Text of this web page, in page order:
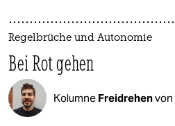
Regelbrüche und Autonomie
Bei Rot gehen
Kolumne Freidrehenvon